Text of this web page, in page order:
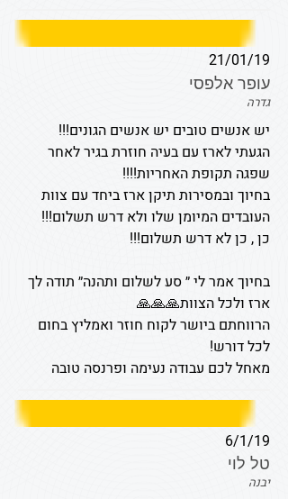
21/01/19
עופר אלפסי
גדרה
יש אנשים טובים יש אנשים הגונים!!!
הגעתי לארז עם בעיה חוזרת בגיר לאחר
שפגה תקופת האחריות!!!!
בחיוך ובמסירות תיקן ארז ביחד עם צוות
העובדים המיומן שלו ולא דרש תשלום!!!
כן , כן לא דרש תשלום!!!
בחיוך אמר לי ״ סע לשלום ותהנה״ תודה לך
ארז ולכל הצוות🙏🙏🙏
הרווחתם ביושר לקוח חוזר ואמליץ בחום
לכל דורש!
מאחל לכם עבודה נעימה ופרנסה טובה
6/1/19
טל לוי
יבנה